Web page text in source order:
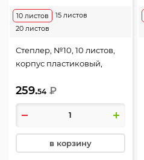
10 листов
15 листов
20 листов
Степлер, №10, 10 листов,
корпус пластиковый,
вида, Эко Классика, Erich
Krause, 28234
259.54 ₽
в корзину